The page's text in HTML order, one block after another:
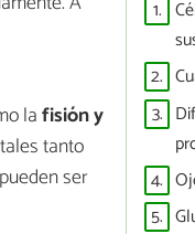
lafisión y
tanto
ser
1.
2.
3.
4.
5.